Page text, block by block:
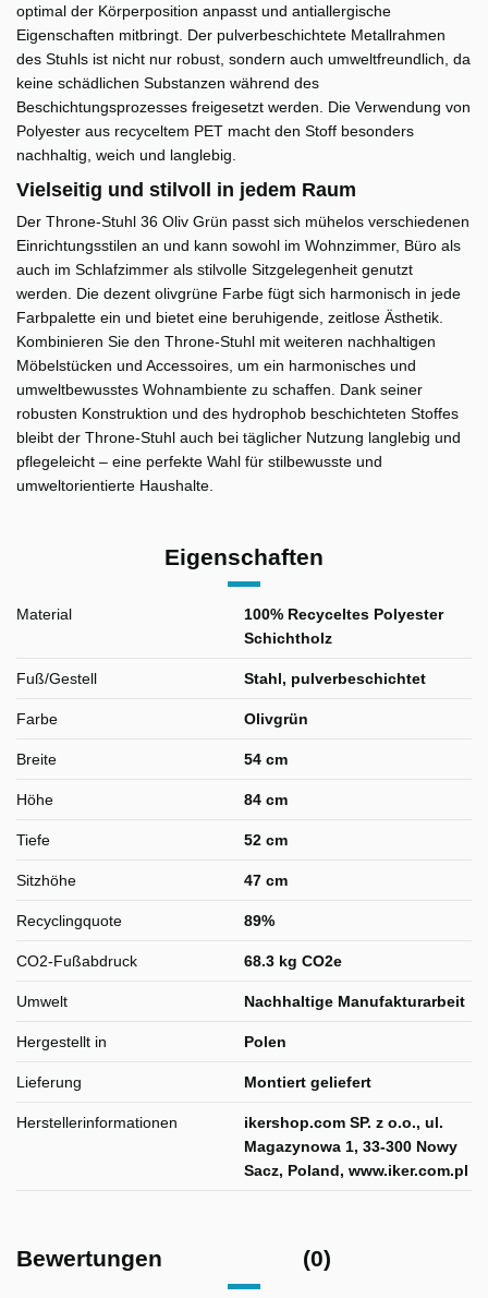
optimal der Körperposition anpasst und antiallergische
Eigenschaften mitbringt. Der pulverbeschichtete Metallrahmen
des Stuhls ist nicht nur robust, sondern auch umweltfreundlich, da
keine schädlichen Substanzen während des
Beschichtungsprozesses freigesetzt werden. Die Verwendung von
Polyester aus recyceltem PET macht den Stoff besonders
nachhaltig, weich und langlebig.
Vielseitig und stilvoll in jedem Raum
Der Throne-Stuhl 36 Oliv Grün passt sich mühelos verschiedenen
Einrichtungsstilen an und kann sowohl im Wohnzimmer, Büro als
auch im Schlafzimmer als stilvolle Sitzgelegenheit genutzt
werden. Die dezent olivgrüne Farbe fügt sich harmonisch in jede
Farbpalette ein und bietet eine beruhigende, zeitlose Ästhetik.
Kombinieren Sie den Throne-Stuhl mit weiteren nachhaltigen
Möbelstücken und Accessoires, um ein harmonisches und
umweltbewusstes Wohnambiente zu schaffen. Dank seiner
robusten Konstruktion und des hydrophob beschichteten Stoffes
bleibt der Throne-Stuhl auch bei täglicher Nutzung langlebig und
pflegeleicht – eine perfekte Wahl für stilbewusste und
umweltorientierte Haushalte.
Eigenschaften
Material
100% Recyceltes Polyester
Schichtholz
Fuß/Gestell Stahl, pulverbeschichtet
Farbe Olivgrün
Breite 54 cm
Höhe 84 cm
Tiefe 52 cm
Sitzhöhe 47 cm
Recyclingquote 89%
CO2-Fußabdruck 68.3 kg CO2e
Umwelt Nachhaltige Manufakturarbeit
Hergestellt in Polen
Lieferung Montiert geliefert
Herstellerinformationen
ikershop.com SP. z o.o., ul.
Magazynowa 1, 33-300 Nowy
Sacz, Poland, www.iker.com.pl
Bewertungen (0)